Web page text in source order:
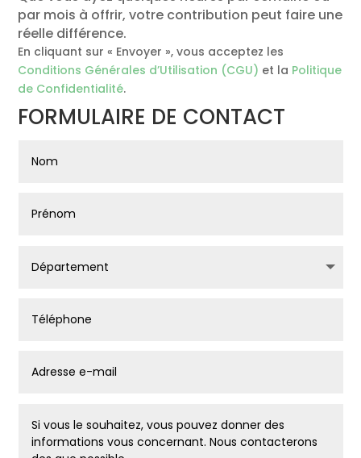
par mois à offrir, votre contribution peut faire une
réelle différence.
En cliquant sur « Envoyer », vous acceptez les
Conditions Générales d’Utilisation (CGU) et la Politique
de Confidentialité.
FORMULAIRE DE CONTACT